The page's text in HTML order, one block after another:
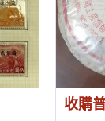
收購